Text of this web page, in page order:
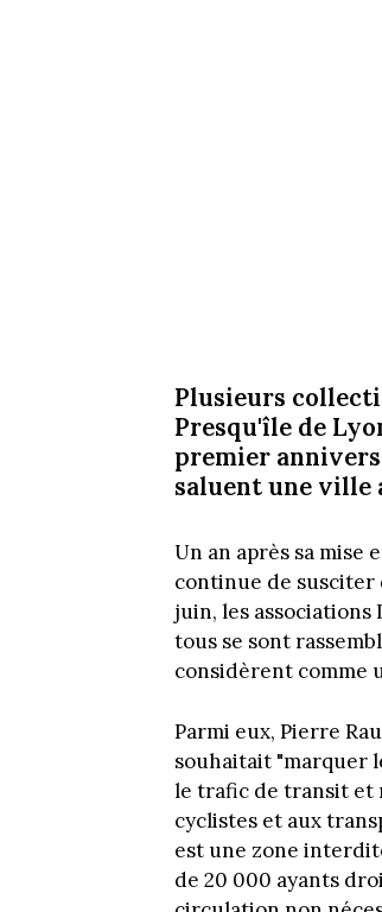
Plusieurs
Presqu'île de
premier
saluent une ville
Un an après sa mise
continue de susciter
juin, les
tous se sont
considèrent comme
Parmi eux, Pierre
souhaitait "marquer
le trafic de transit et
cyclistes et aux
est une zone
de 20 000 ayants